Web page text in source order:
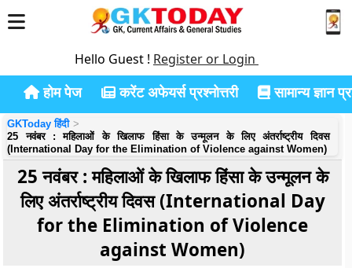
Hello Guest ! Register or Login
होम पेज करेंट अफेयर्स प्रश्नोत्तरी सामान्य ज्ञान
GKToday हिंदी
25 नवंबर : महिलाओं के खिलाफ हिंसा के उन्मूलन के लिए अंतर्राष्ट्रीय दिवस
(International Day for the Elimination of Violence against Women)
25 नवंबर : महिलाओं के खिलाफ हिंसा के उन्मूलन के
लिए अंतर्राष्ट्रीय दिवस (International Day
for the Elimination of Violence
against Women)